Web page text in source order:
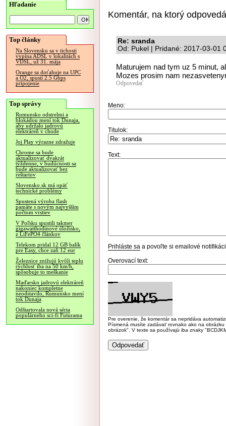
Hľadanie
Top články
Na Slovensku sa v tichosti
vypína ADSL v lokalitách s
VDSL, už 31. mája
Orange sa doťahuje na UPC
a O2, spustí 2.5 Gbps
pripojenie
Top správy
Rumunsko odstrelmi a
blokádou mení tok Dunaja,
aby udržalo jadrovú
elektráreň v chode
Joj Play výrazne zdražuje
Chrome sa bude
aktualizovať dvakrát
týždenne, v budúcnosti sa
bude aktualizovať bez
reštartov
Slovensko.sk má opäť
technické problémy
Spustená výroba flash
pamäte s novým najvyšším
počtom vrstiev
V Poľsku spustili takmer
gigawatthodinové úložisko,
z LiFePO4 článkov
Telekom pridal 12 GB balík
pre Easy, chce zaň 12 eur
Železnice znižujú kvôli teplu
rýchlosť iba na 50 km/h,
spôsobuje to meškanie
Maďarsko jadrovú elektráreň
nakoniec kompletne
neodstavilo, Rumunsko mení
tok Dunaja
Odštartovala nová séria
populárneho sci-fi Futurama
Komentár, na ktorý
Re: sranda
Od: Pukel | Pridané: 2017-03-01
Maturujem nad tym uz 5 minut,
Mozes prosim nam
Odpovedať
Meno:
Titulok:
Text:
Prihláste sa a povoľte si emailové
Overovací text:
Pre overenie, že komentár sa nepridáva
Písmená musíte zadávať rovnako ako na
obrázok". V texte sa používajú iba znaky